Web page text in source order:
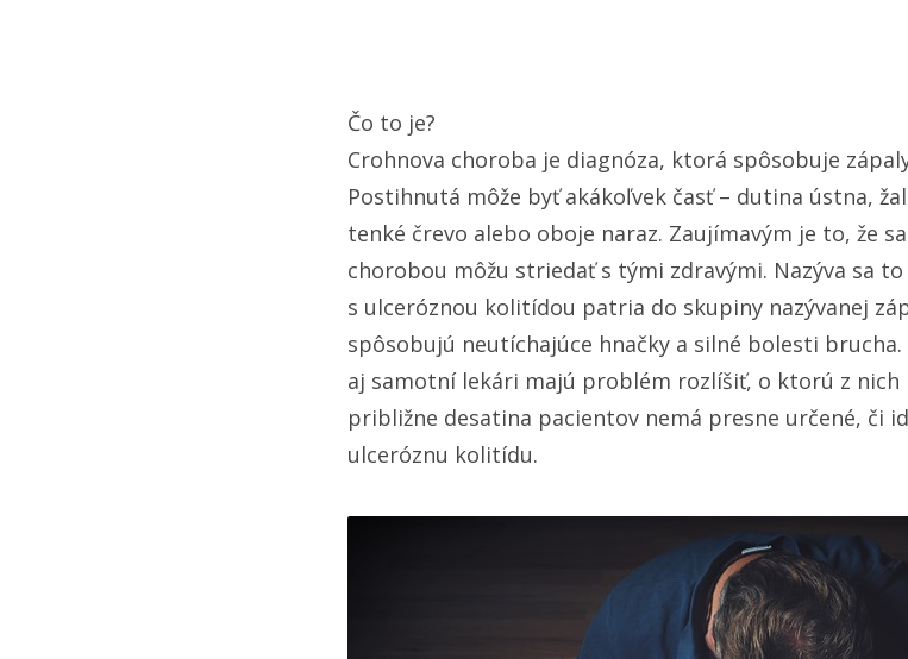
Čo to je?
Crohnova choroba je diagnóza, ktorá spôsobuje
Postihnutá môže byť akákoľvek časť – dutina ústna,
tenké črevo alebo oboje naraz. Zaujímavým je to, že
chorobou môžu striedať s tými zdravými. Nazýva sa to
s ulceróznou kolitídou patria do skupiny nazývanej
spôsobujú neutíchajúce hnačky a silné bolesti
aj samotní lekári majú problém rozlíšiť, o ktorú z nich
približne desatina pacientov nemá presne určené, či
ulceróznu kolitídu.